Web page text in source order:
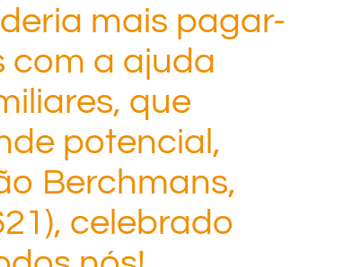
mais pagar-
com a ajuda
que
potencial,
Berchmans,
celebrado